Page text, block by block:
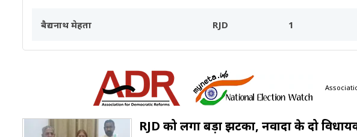
बैद्यनाथ मेहता RJD 1
RJD को लगा बड़ा झटका, नवादा के दो